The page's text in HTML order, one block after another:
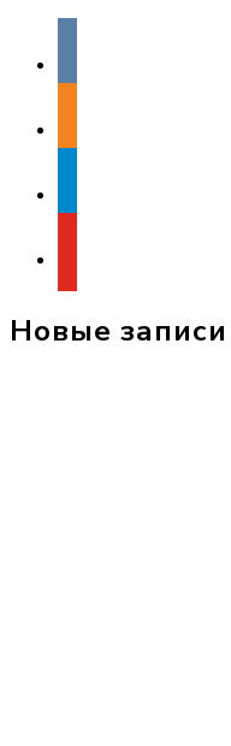
Новые записи